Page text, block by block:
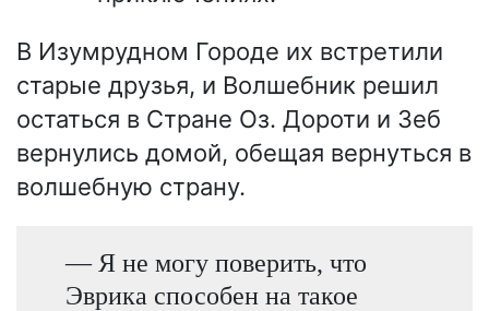
В Изумрудном Городе их встретили
старые друзья, и Волшебник решил
остаться в Стране Оз. Дороти и Зеб
вернулись домой, обещая вернуться в
волшебную страну.
— Я не могу поверить, что
Эврика способен на такое